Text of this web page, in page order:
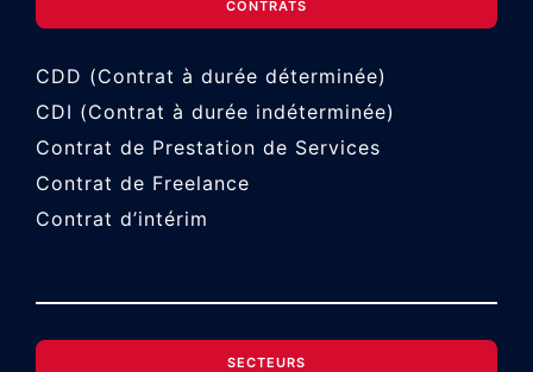
CONTRATS
CDD (Contrat à durée déterminée)
CDI (Contrat à durée indéterminée)
Contrat de Prestation de Services
Contrat de Freelance
Contrat d’intérim
SECTEURS